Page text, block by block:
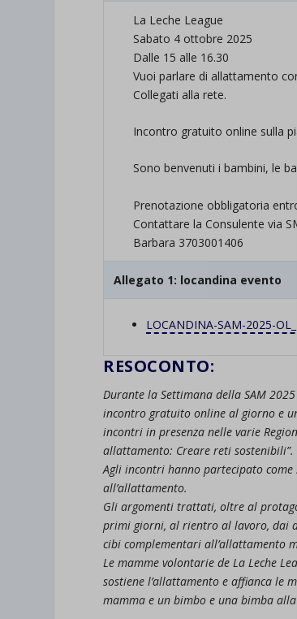
La Leche League
Sabato 4 ottobre 2025
Dalle 15 alle 16.30
Vuoi parlare di allattamento
Collegati alla rete.
Incontro gratuito online sulla
Sono benvenuti i bambini, le
Prenotazione obbligatoria
Contattare la Consulente via
Barbara 3703001406
Allegato 1: locandina evento
LOCANDINA-SAM-2025-
RESOCONTO:
Durante la Settimana della SAM
incontro gratuito online al giorno e
incontri in presenza nelle varie
allattamento: Creare reti sostenibili”.
Agli incontri hanno partecipato come
all’allattamento.
Gli argomenti trattati, oltre al
primi giorni, al rientro al lavoro, dai
cibi complementari all’allattamento
Le mamme volontarie de La Leche
sostiene l’allattamento e affianca le
mamma e un bimbo e una bimba alla